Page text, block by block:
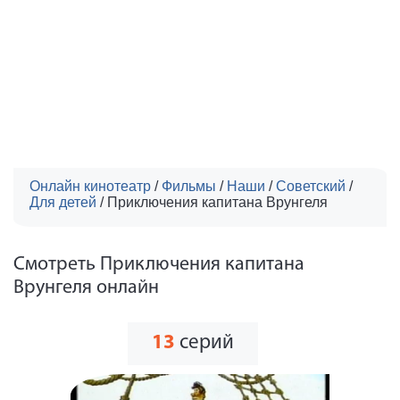
Онлайн кинотеатр / Фильмы / Наши /Советский /
Для детей / Приключения капитана Врунгеля
Смотреть Приключения капитана
Врунгеля онлайн
13 серий